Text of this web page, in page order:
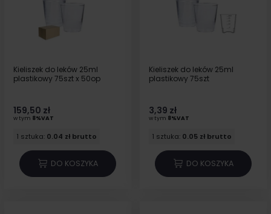
Kieliszek do leków 25ml
plastikowy 75szt x 50op
159,50 zł
w tym 8%VAT
1 sztuka: 0.04 zł brutto
DO KOSZYKA
Kieliszek do leków 25ml
plastikowy 75szt
3,39 zł
w tym 8%VAT
1 sztuka: 0.05 zł brutto
DO KOSZYKA